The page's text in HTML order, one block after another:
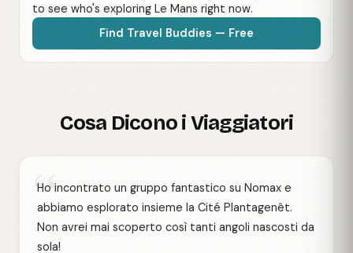
to see who's exploring Le Mans right now.
Find Travel Buddies — Free
Cosa Dicono i Viaggiatori
“
Ho incontrato un gruppo fantastico su Nomax e
abbiamo esplorato insieme la Cité Plantagenêt.
Non avrei mai scoperto così tanti angoli nascosti da
sola!